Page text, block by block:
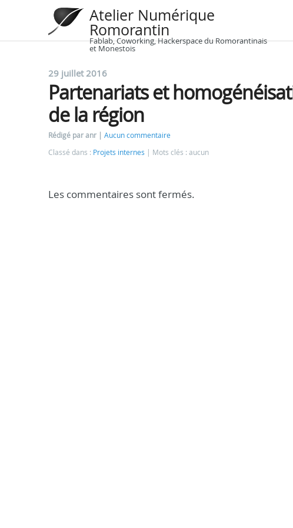
Atelier Numérique
Romorantin
Fablab, Coworking, Hackerspace du Romorantinais
et Monestois
29 juillet 2016
Partenariats et
de la région
Rédigé par anr
Aucun commentaire
Classé dans : Projets internes Mots clés : aucun
Les commentaires sont fermés.